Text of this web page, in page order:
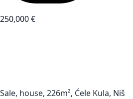
250,000 €
Sale, house, 226m², Ćele Kula, Niš